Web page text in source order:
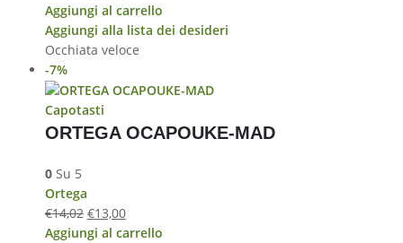
Aggiungi al carrello
Aggiungi alla lista dei desideri
Occhiata veloce
-7%
Capotasti
ORTEGA OCAPOUKE-MAD
0Su 5
Ortega
€14,02 €13,00
Aggiungi al carrello